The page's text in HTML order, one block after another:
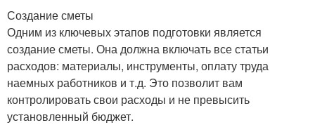
Создание сметы
Одним из ключевых этапов подготовки является
создание сметы. Она должна включать все статьи
расходов: материалы, инструменты, оплату труда
наемных работников и т.д. Это позволит вам
контролировать свои расходы и не превысить
установленный бюджет.